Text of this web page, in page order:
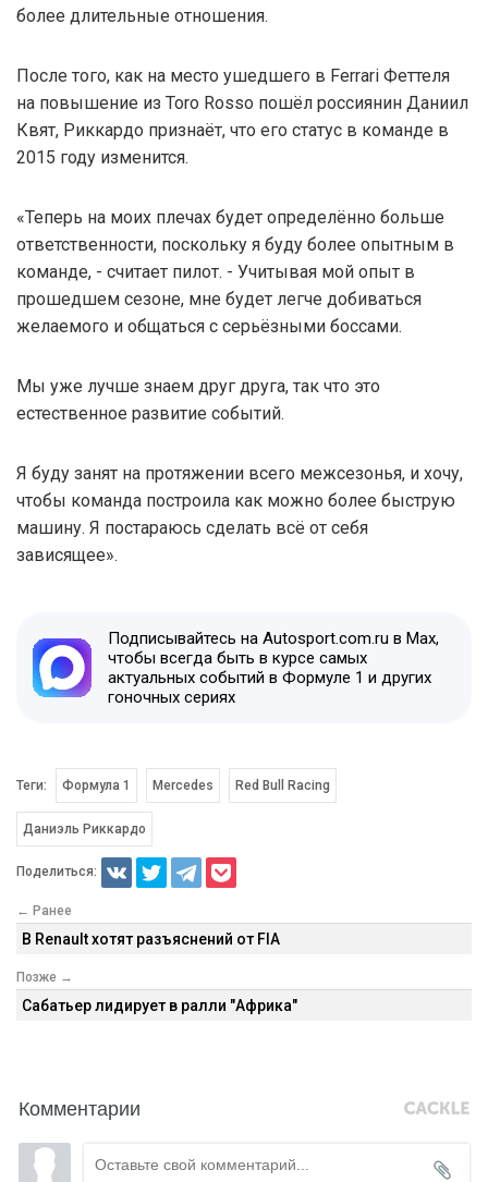
более длительные отношения.
После того, как на место ушедшего в Ferrari Феттеля
на повышение из Toro Rosso пошёл россиянин Даниил
Квят, Риккардо признаёт, что его статус в команде в
2015 году изменится.
«Теперь на моих плечах будет определённо больше
ответственности, поскольку я буду более опытным в
команде, - считает пилот. - Учитывая мой опыт в
прошедшем сезоне, мне будет легче добиваться
желаемого и общаться с серьёзными боссами.
Мы уже лучше знаем друг друга, так что это
естественное развитие событий.
Я буду занят на протяжении всего межсезонья, и хочу,
чтобы команда построила как можно более быструю
машину. Я постараюсь сделать всё от себя
зависящее».
Подписывайтесь на Autosport.com.ru в Max,
чтобы всегда быть в курсе самых
актуальных событий в Формуле 1 и других
гоночных сериях
Теги: Формула 1 Mercedes Red Bull Racing
Даниэль Риккардо
Поделиться:
← Ранее
В Renault хотят разъяснений от FIA
Позже →
Сабатьер лидирует в ралли "Африка"
Комментарии